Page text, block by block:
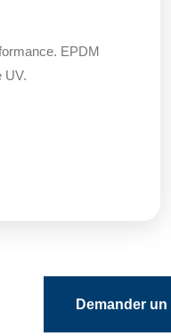
EPDM
UV.
Demander